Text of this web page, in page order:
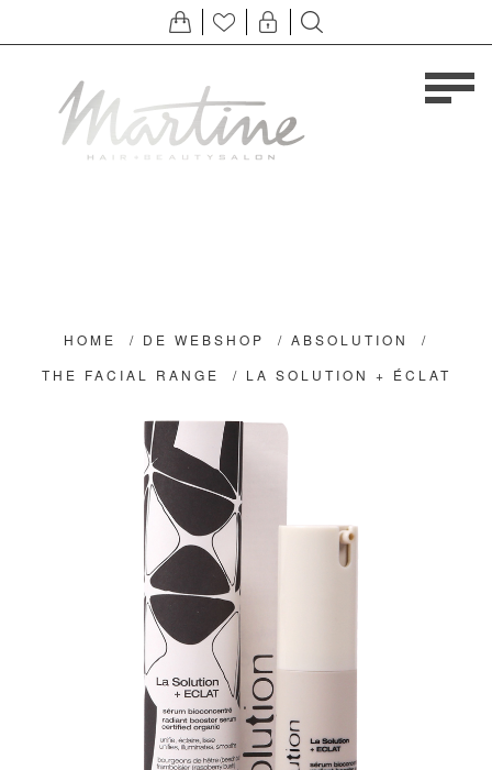
HOME / DE WEBSHOP / ABSOLUTION
/
THE FACIAL RANGE
/ LA SOLUTION + ÉCLAT